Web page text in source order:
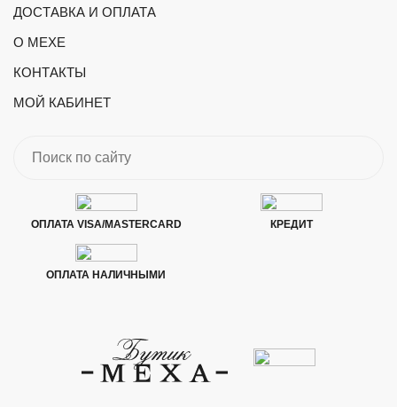
ДОСТАВКА И ОПЛАТА
О МЕХЕ
КОНТАКТЫ
МОЙ КАБИНЕТ
ОПЛАТА VISA/MASTERCARD КРЕДИТ
ОПЛАТА НАЛИЧНЫМИ